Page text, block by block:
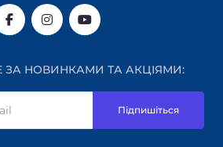
ЗА НОВИНКАМИ ТА АКЦІЯМИ:
Підпишіться